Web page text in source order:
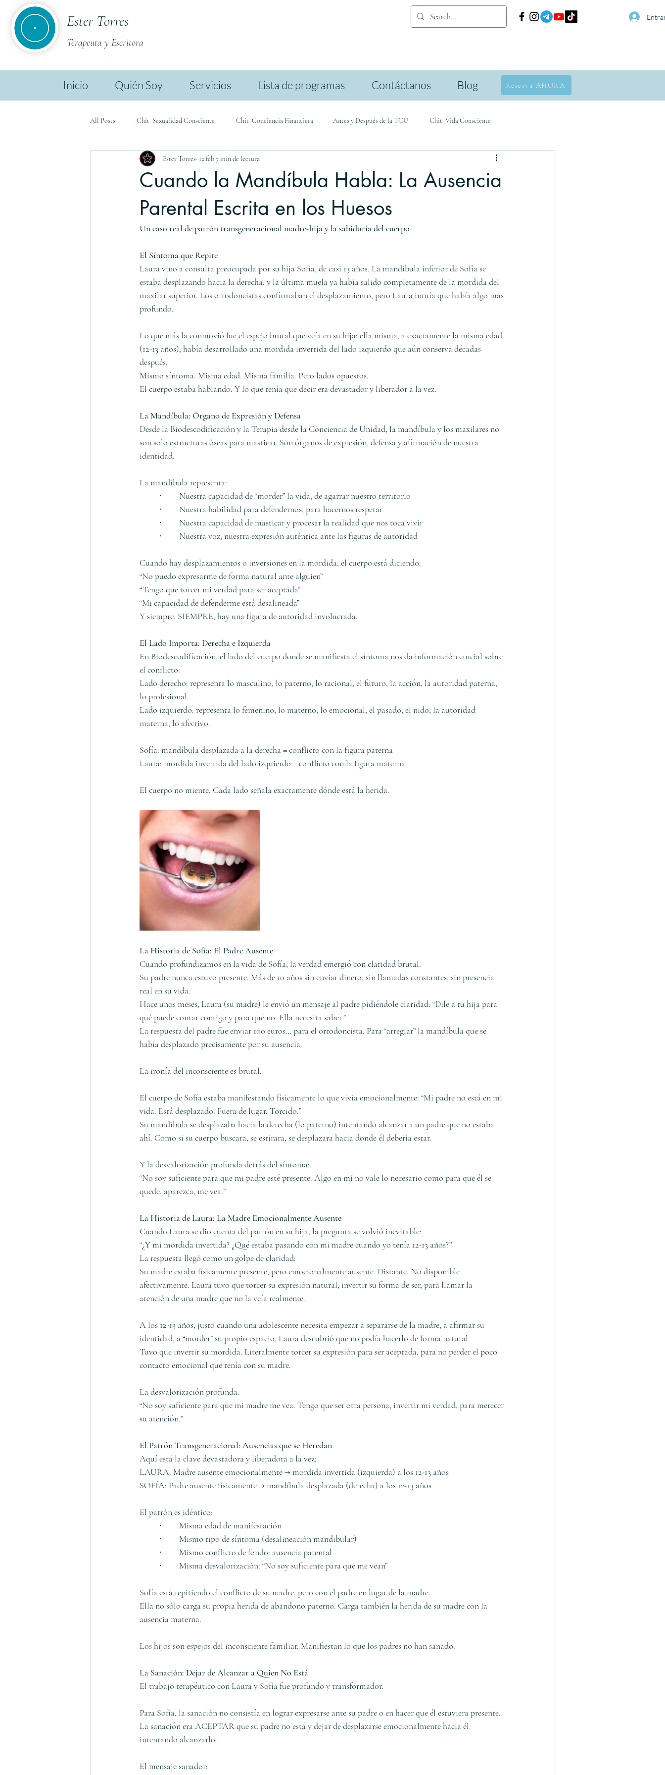
Ester Torres
Terapeuta y Escritora
Inicio Quién Soy Servicios Lista de programas Contáctanos Blog Reserva AHORA
All Posts ·Chit· Sexualidad Consciente ·Chit· Conciencia Financiera Antes y Después de la TCU ·Chit· Vida Consciente
·Chit· Ester TL ·Chit· Biodescodificación
Cuando la Mandíbula Habla: La Ausencia
Parental Escrita en los Huesos
·Ester Torres· 12 feb7 min de lectura
Un caso real de patrón transgeneracional madre-hija y la sabiduría del cuerpo
El Síntoma que Repite
Laura vino a consulta preocupada por su hija Sofía, de casi 13 años. La mandíbula inferior de Sofía se
estaba desplazando hacia la derecha, y la última muela ya había salido completamente de la mordida del
maxilar superior. Los ortodoncistas confirmaban el desplazamiento, pero Laura intuía que había algo más
profundo.
Lo que más la conmovió fue el espejo brutal que veía en su hija: ella misma, a exactamente la misma edad
(12-13 años), había desarrollado una mordida invertida del lado izquierdo que aún conserva décadas
después.
Mismo síntoma. Misma edad. Misma familia. Pero lados opuestos.
El cuerpo estaba hablando. Y lo que tenía que decir era devastador y liberador a la vez.
La Mandíbula: Órgano de Expresión y Defensa
Desde la Biodescodificación y la Terapia desde la Conciencia de Unidad, la mandíbula y los maxilares no
son solo estructuras óseas para masticar. Son órganos de expresión, defensa y afirmación de nuestra
identidad.
La mandíbula representa:
	∙	Nuestra capacidad de “morder” la vida, de agarrar nuestro territorio
	∙	Nuestra habilidad para defendernos, para hacernos respetar
	∙	Nuestra capacidad de masticar y procesar la realidad que nos toca vivir
	∙	Nuestra voz, nuestra expresión auténtica ante las figuras de autoridad
Cuando hay desplazamientos o inversiones en la mordida, el cuerpo está diciendo:
“No puedo expresarme de forma natural ante alguien”
“Tengo que torcer mi verdad para ser aceptada”
“Mi capacidad de defenderme está desalineada”
Y siempre, SIEMPRE, hay una figura de autoridad involucrada.
El Lado Importa: Derecha e Izquierda
En Biodescodificación, el lado del cuerpo donde se manifiesta el síntoma nos da información crucial sobre
el conflicto:
Lado derecho: representa lo masculino, lo paterno, lo racional, el futuro, la acción, la autoridad paterna,
lo profesional.
Lado izquierdo: representa lo femenino, lo materno, lo emocional, el pasado, el nido, la autoridad
materna, lo afectivo.
Sofía: mandíbula desplazada a la derecha = conflicto con la figura paterna
Laura: mordida invertida del lado izquierdo = conflicto con la figura materna
El cuerpo no miente. Cada lado señala exactamente dónde está la herida.
La Historia de Sofía: El Padre Ausente
Cuando profundizamos en la vida de Sofía, la verdad emergió con claridad brutal:
Su padre nunca estuvo presente. Más de 10 años sin enviar dinero, sin llamadas constantes, sin presencia
real en su vida.
Hace unos meses, Laura (su madre) le envió un mensaje al padre pidiéndole claridad: “Dile a tu hija para
qué puede contar contigo y para qué no. Ella necesita saber.”
La respuesta del padre fue enviar 100 euros… para el ortodoncista. Para “arreglar” la mandíbula que se
había desplazado precisamente por su ausencia.
La ironía del inconsciente es brutal.
El cuerpo de Sofía estaba manifestando físicamente lo que vivía emocionalmente: “Mi padre no está en mi
vida. Está desplazado. Fuera de lugar. Torcido.”
Su mandíbula se desplazaba hacia la derecha (lo paterno) intentando alcanzar a un padre que no estaba
ahí. Como si su cuerpo buscara, se estirara, se desplazara hacia donde él debería estar.
Y la desvalorización profunda detrás del síntoma:
“No soy suficiente para que mi padre esté presente. Algo en mí no vale lo necesario como para que él se
quede, aparezca, me vea.”
La Historia de Laura: La Madre Emocionalmente Ausente
Cuando Laura se dio cuenta del patrón en su hija, la pregunta se volvió inevitable:
“¿Y mi mordida invertida? ¿Qué estaba pasando con mi madre cuando yo tenía 12-13 años?”
La respuesta llegó como un golpe de claridad:
Su madre estaba físicamente presente, pero emocionalmente ausente. Distante. No disponible
afectivamente. Laura tuvo que torcer su expresión natural, invertir su forma de ser, para llamar la
atención de una madre que no la veía realmente.
A los 12-13 años, justo cuando una adolescente necesita empezar a separarse de la madre, a afirmar su
identidad, a “morder” su propio espacio, Laura descubrió que no podía hacerlo de forma natural.
Tuvo que invertir su mordida. Literalmente torcer su expresión para ser aceptada, para no perder el poco
contacto emocional que tenía con su madre.
La desvalorización profunda:
“No soy suficiente para que mi madre me vea. Tengo que ser otra persona, invertir mi verdad, para merecer
su atención.”
El Patrón Transgeneracional: Ausencias que se Heredan
Aquí está la clave devastadora y liberadora a la vez:
LAURA: Madre ausente emocionalmente → mordida invertida (izquierda) a los 12-13 años
SOFÍA: Padre ausente físicamente → mandíbula desplazada (derecha) a los 12-13 años
El patrón es idéntico:
	∙	Misma edad de manifestación
	∙	Mismo tipo de síntoma (desalineación mandibular)
	∙	Mismo conflicto de fondo: ausencia parental
	∙	Misma desvalorización: “No soy suficiente para que me vean”
Sofía está repitiendo el conflicto de su madre, pero con el padre en lugar de la madre.
Ella no sólo carga su propia herida de abandono paterno. Carga también la herida de su madre con la
ausencia materna.
Los hijos son espejos del inconsciente familiar. Manifiestan lo que los padres no han sanado.
La Sanación: Dejar de Alcanzar a Quien No Está
El trabajo terapéutico con Laura y Sofía fue profundo y transformador.
Para Sofía, la sanación no consistía en lograr expresarse ante su padre o en hacer que él estuviera presente.
La sanación era ACEPTAR que su padre no está y dejar de desplazarse emocionalmente hacia él
intentando alcanzarlo.
El mensaje sanador: